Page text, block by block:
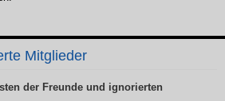
Mitglieder
der Freunde und ignorierten